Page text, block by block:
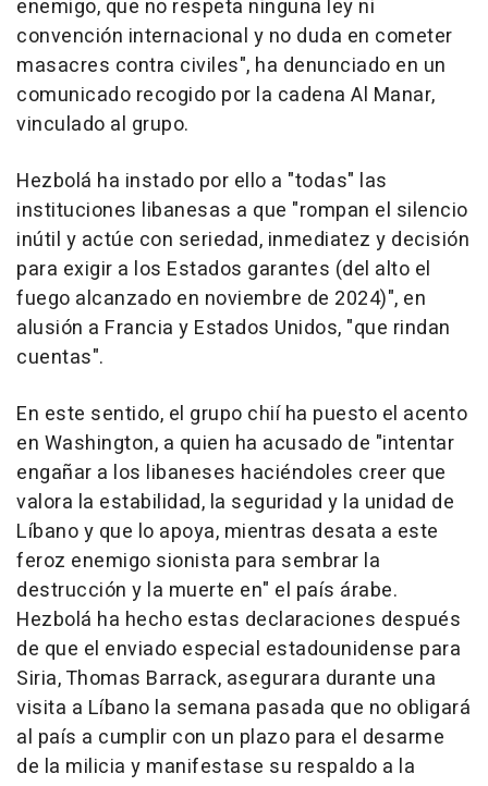
enemigo, que no respeta ninguna ley ni
convención internacional y no duda en cometer
masacres contra civiles", ha denunciado en un
comunicado recogido por la cadena Al Manar,
vinculado al grupo.
Hezbolá ha instado por ello a "todas" las
instituciones libanesas a que "rompan el silencio
inútil y actúe con seriedad, inmediatez y decisión
para exigir a los Estados garantes (del alto el
fuego alcanzado en noviembre de 2024)", en
alusión a Francia y Estados Unidos, "que rindan
cuentas".
En este sentido, el grupo chií ha puesto el acento
en Washington, a quien ha acusado de "intentar
engañar a los libaneses haciéndoles creer que
valora la estabilidad, la seguridad y la unidad de
Líbano y que lo apoya, mientras desata a este
feroz enemigo sionista para sembrar la
destrucción y la muerte en" el país árabe.
Hezbolá ha hecho estas declaraciones después
de que el enviado especial estadounidense para
Siria, Thomas Barrack, asegurara durante una
visita a Líbano la semana pasada que no obligará
al país a cumplir con un plazo para el desarme
de la milicia y manifestase su respaldo a la